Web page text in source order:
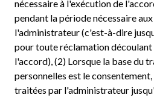
nécessaire à l'exécution de
pendant la période nécessaire
l'administrateur (c'est-à-dire
pour toute réclamation découlant
l'accord), (2) Lorsque la base du
personnelles est le
traitées par l'administrateur